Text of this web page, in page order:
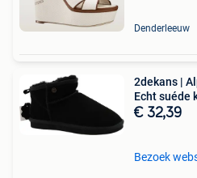
Denderleeuw
2dekans |
Echt suéde
€ 32,39
Bezoek